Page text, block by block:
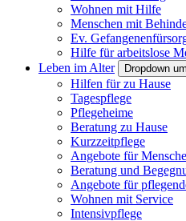
Wohnen mit Hilfe
Menschen mit
Ev.
Hilfe für arbeitslose
Leben im Alter
Dropdown
Hilfen für zu Hause
Tagespflege
Pflegeheime
Beratung zu Hause
Kurzzeitpflege
Angebote für
Beratung und
Angebote für
Wohnen mit Service
Intensivpflege